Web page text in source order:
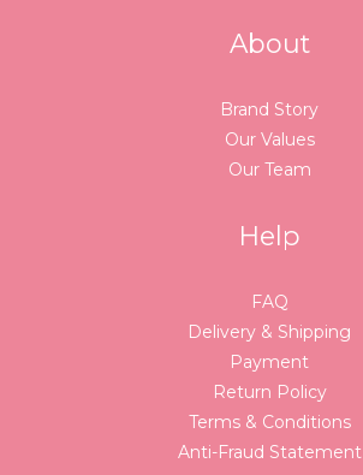
About
Brand Story
Our Values
Our Team
Help
FAQ
Delivery & Shipping
Payment
Return Policy
Terms & Conditions
Anti-Fraud Statement